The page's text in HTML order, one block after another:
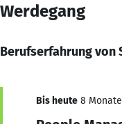
Werdegang
Berufserfahrung von
Bis heute 8